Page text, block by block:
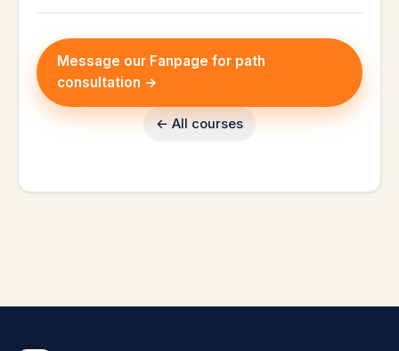
Message our Fanpage for path
consultation →
← All courses